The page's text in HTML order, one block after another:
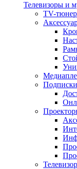
Телевизоры и
TV-